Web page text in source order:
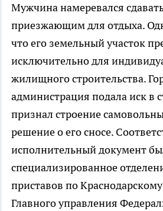
Мужчина намеревался
приезжающим для отдыха.
что его земельный участок
исключительно для
жилищного строительства.
администрация подала иск в
признал строение
решение о его сносе.
исполнительный документ
специализированное
приставов по
Главного управления